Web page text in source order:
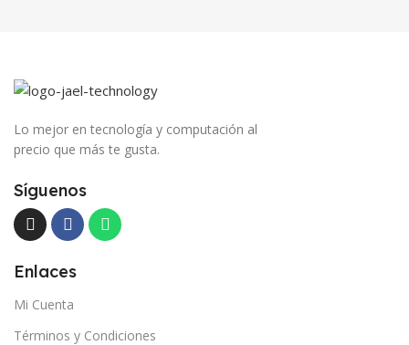
Lo mejor en tecnología y computación al
precio que más te gusta.
Síguenos
Enlaces
Mi Cuenta
Términos y Condiciones